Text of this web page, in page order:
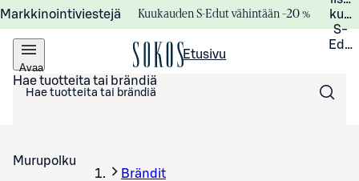
Markkinointiviestejä Kuukauden S-Edut vähintään –20 %
S-
Avaa
valikko
Etusivu
Hae tuotteita tai brändiä
Murupolku
Brändit